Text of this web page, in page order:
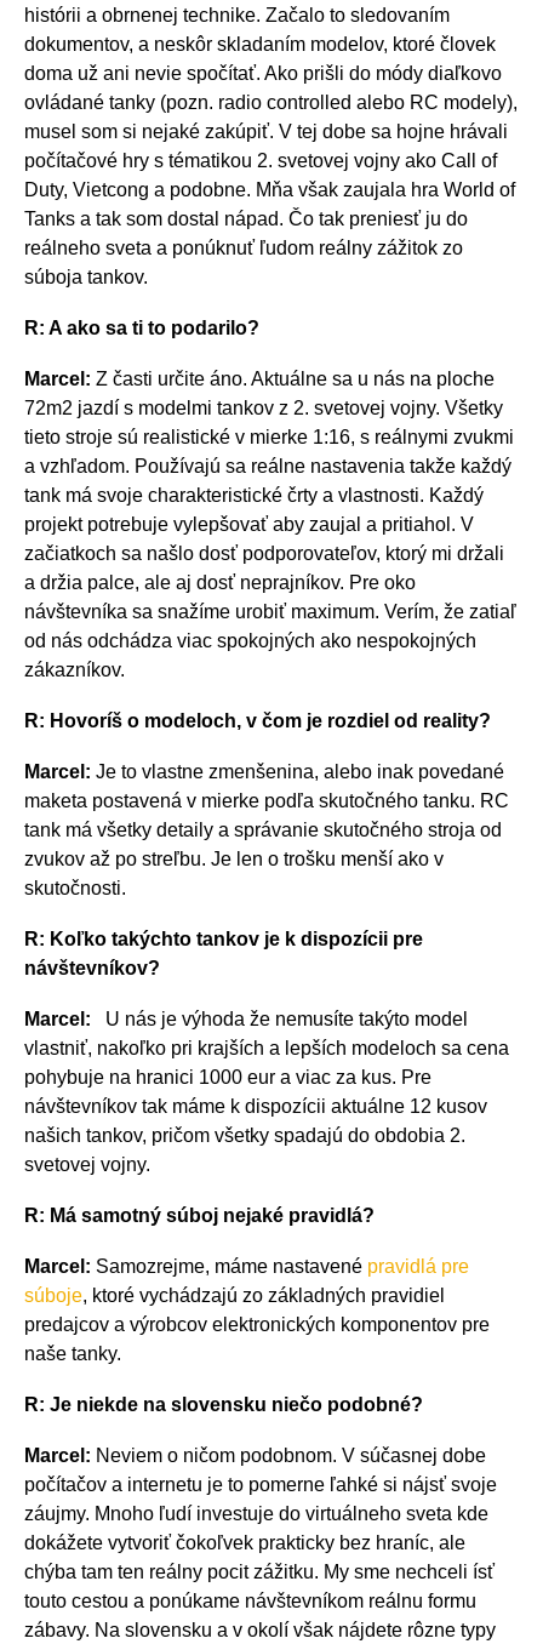
histórii a obrnenej technike. Začalo to sledovaním
dokumentov, a neskôr skladaním modelov, ktoré človek
doma už ani nevie spočítať. Ako prišli do módy diaľkovo
ovládané tanky (pozn. radio controlled alebo RC modely),
musel som si nejaké zakúpiť. V tej dobe sa hojne hrávali
počítačové hry s tématikou 2. svetovej vojny ako Call of
Duty, Vietcong a podobne. Mňa však zaujala hra World of
Tanks a tak som dostal nápad. Čo tak preniesť ju do
reálneho sveta a ponúknuť ľudom reálny zážitok zo
súboja tankov.
R: A ako sa ti to podarilo?
Marcel: Z časti určite áno. Aktuálne sa u nás na ploche
72m2 jazdí s modelmi tankov z 2. svetovej vojny. Všetky
tieto stroje sú realistické v mierke 1:16, s reálnymi zvukmi
a vzhľadom. Používajú sa reálne nastavenia takže každý
tank má svoje charakteristické črty a vlastnosti. Každý
projekt potrebuje vylepšovať aby zaujal a pritiahol. V
začiatkoch sa našlo dosť podporovateľov, ktorý mi držali
a držia palce, ale aj dosť neprajníkov. Pre oko
návštevníka sa snažíme urobiť maximum. Verím, že zatiaľ
od nás odchádza viac spokojných ako nespokojných
zákazníkov.
R: Hovoríš o modeloch, v čom je rozdiel od reality?
Marcel: Je to vlastne zmenšenina, alebo inak povedané
maketa postavená v mierke podľa skutočného tanku. RC
tank má všetky detaily a správanie skutočného stroja od
zvukov až po streľbu. Je len o trošku menší ako v
skutočnosti.
R: Koľko takýchto tankov je k dispozícii pre
návštevníkov?
Marcel: U nás je výhoda že nemusíte takýto model
vlastniť, nakoľko pri krajších a lepších modeloch sa cena
pohybuje na hranici 1000 eur a viac za kus. Pre
návštevníkov tak máme k dispozícii aktuálne 12 kusov
našich tankov, pričom všetky spadajú do obdobia 2.
svetovej vojny.
R: Má samotný súboj nejaké pravidlá?
Marcel: Samozrejme, máme nastavené pravidlá pre
súboje, ktoré vychádzajú zo základných pravidiel
predajcov a výrobcov elektronických komponentov pre
naše tanky.
R: Je niekde na slovensku niečo podobné?
Marcel: Neviem o ničom podobnom. V súčasnej dobe
počítačov a internetu je to pomerne ľahké si nájsť svoje
záujmy. Mnoho ľudí investuje do virtuálneho sveta kde
dokážete vytvoriť čokoľvek prakticky bez hraníc, ale
chýba tam ten reálny pocit zážitku. My sme nechceli ísť
touto cestou a ponúkame návštevníkom reálnu formu
zábavy. Na slovensku a v okolí však nájdete rôzne typy